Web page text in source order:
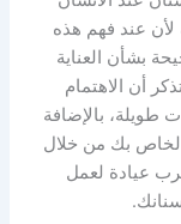
عند فهم هذه
بشأن العناية
أن الاهتمام
طويلة، بالإضافة
بك من خلال
عيادة لعمل